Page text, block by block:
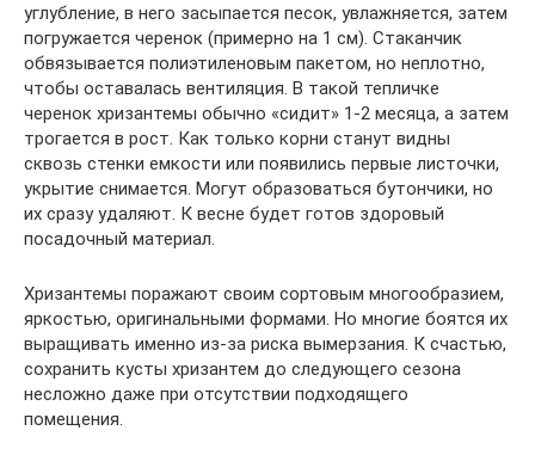
углубление, в него засыпается песок, увлажняется, затем
погружается черенок (примерно на 1 см). Стаканчик
обвязывается полиэтиленовым пакетом, но неплотно,
чтобы оставалась вентиляция. В такой тепличке
черенок хризантемы обычно «сидит» 1-2 месяца, а затем
трогается в рост. Как только корни станут видны
сквозь стенки емкости или появились первые листочки,
укрытие снимается. Могут образоваться бутончики, но
их сразу удаляют. К весне будет готов здоровый
посадочный материал.
Хризантемы поражают своим сортовым многообразием,
яркостью, оригинальными формами. Но многие боятся их
выращивать именно из-за риска вымерзания. К счастью,
сохранить кусты хризантем до следующего сезона
несложно даже при отсутствии подходящего
помещения.